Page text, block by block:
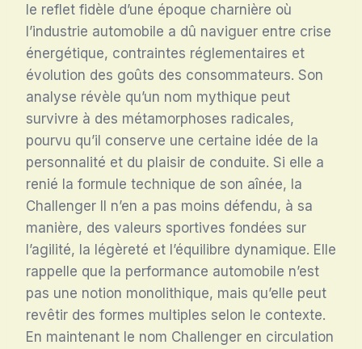
le reflet fidèle d’une époque charnière où
l’industrie automobile a dû naviguer entre crise
énergétique, contraintes réglementaires et
évolution des goûts des consommateurs. Son
analyse révèle qu’un nom mythique peut
survivre à des métamorphoses radicales,
pourvu qu’il conserve une certaine idée de la
personnalité et du plaisir de conduite. Si elle a
renié la formule technique de son aînée, la
Challenger II n’en a pas moins défendu, à sa
manière, des valeurs sportives fondées sur
l’agilité, la légèreté et l’équilibre dynamique. Elle
rappelle que la performance automobile n’est
pas une notion monolithique, mais qu’elle peut
revêtir des formes multiples selon le contexte.
En maintenant le nom Challenger en circulation